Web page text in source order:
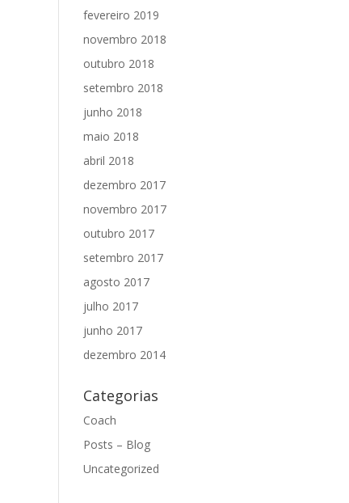
fevereiro 2019
novembro 2018
outubro 2018
setembro 2018
junho 2018
maio 2018
abril 2018
dezembro 2017
novembro 2017
outubro 2017
setembro 2017
agosto 2017
julho 2017
junho 2017
dezembro 2014
Categorias
Coach
Posts – Blog
Uncategorized